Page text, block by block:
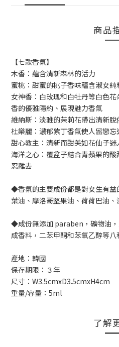
商品
【七款香氛】
木香：蘊含清新森林的活力
蜜桃：甜蜜的桃子香味蘊含淑女純
女神香：白玫瑰和白牡丹等白色
香的優雅隱約、展現魅力香氣
維納斯：淡雅的茉莉花帶出清新脫
杜樂麗：濃郁紫丁香氣使人留戀忘
甜心教主：清新而甜美如花仙子迷
海洋之心：覆盆子結合青蘋果的
忍離去
◆香氛的主要成份都是對女生有
葉油、摩洛哥堅果油、荷荷巴油、
◆成份無添加 paraben，礦物油
成香料，二苯甲酮和苯氧乙醇等八
產地：韓國
保存期限：３年
尺寸：W3.5cmxD3.5cmxH4cm
重量/容量：5ml
了解